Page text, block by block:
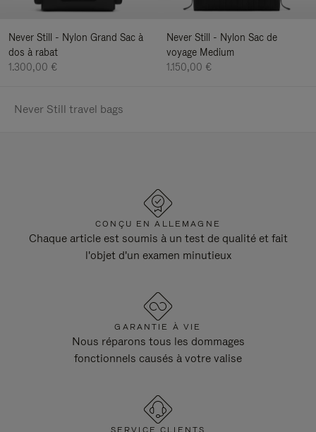
Never Still - Nylon Grand Sac à
dos à rabat
1.300,00 €
Never Still - Nylon Sac de
voyage Medium
1.150,00 €
Never Still travel bags
CONÇU EN ALLEMAGNE
Chaque article est soumis à un test de qualité et fait
l'objet d'un examen minutieux
GARANTIE À VIE
Nous réparons tous les dommages
fonctionnels causés à votre valise